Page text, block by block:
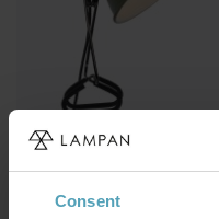
Consent
LUCIDE